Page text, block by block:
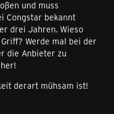
und muss
Congstar bekannt
drei Jahren. Wieso
Werde mal bei der
die Anbieter zu
derart mühsam ist!